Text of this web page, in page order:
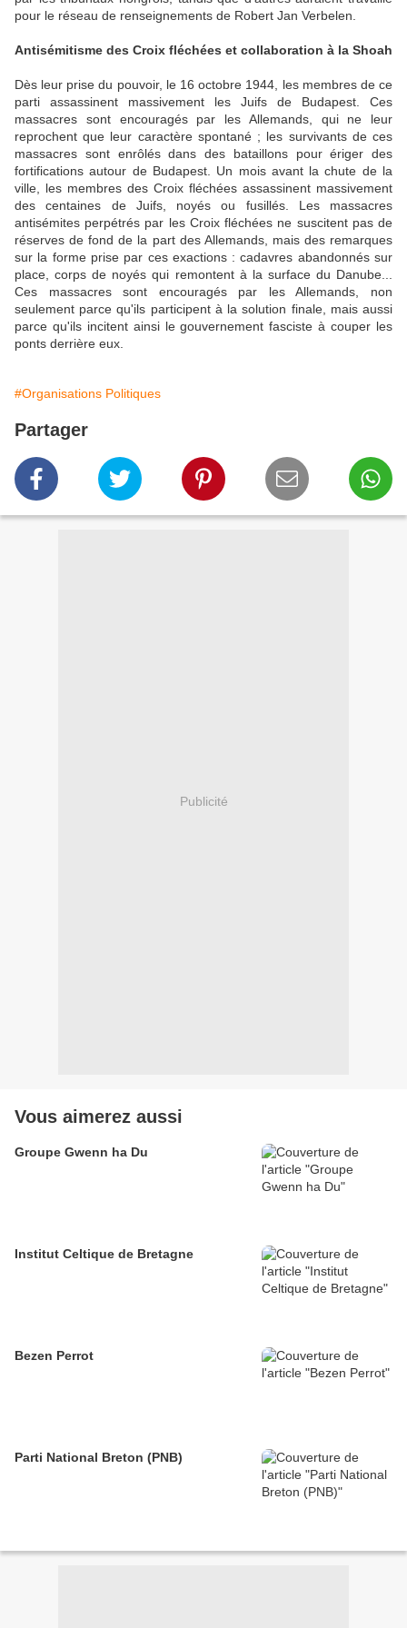
pour le réseau de renseignements de Robert Jan Verbelen.
Antisémitisme des Croix fléchées et collaboration à la Shoah
Dès leur prise du pouvoir, le 16 octobre 1944, les membres de ce
parti assassinent massivement les Juifs de Budapest. Ces
massacres sont encouragés par les Allemands, qui ne leur
reprochent que leur caractère spontané ; les survivants de ces
massacres sont enrôlés dans des bataillons pour ériger des
fortifications autour de Budapest. Un mois avant la chute de la
ville, les membres des Croix fléchées assassinent massivement
des centaines de Juifs, noyés ou fusillés. Les massacres
antisémites perpétrés par les Croix fléchées ne suscitent pas de
réserves de fond de la part des Allemands, mais des remarques
sur la forme prise par ces exactions : cadavres abandonnés sur
place, corps de noyés qui remontent à la surface du Danube...
Ces massacres sont encouragés par les Allemands, non
seulement parce qu'ils participent à la solution finale, mais aussi
parce qu'ils incitent ainsi le gouvernement fasciste à couper les
ponts derrière eux.
#Organisations Politiques
Partager
Publicité
Vous aimerez aussi
Groupe Gwenn ha Du
Institut Celtique de Bretagne
Bezen Perrot
Parti National Breton (PNB)